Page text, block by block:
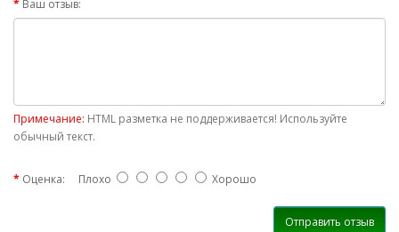
Ваш отзыв:
Примечание: HTML разметка не поддерживается! Используйте
обычный текст.
Оценка: Плохо Хорошо
Отправить отзыв